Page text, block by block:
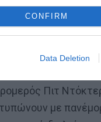
CONFIRM
Data Deletion
του τεράστιου
Η ψυχή τρέχει
στο Great
να ζήσει.
Πιτ
με